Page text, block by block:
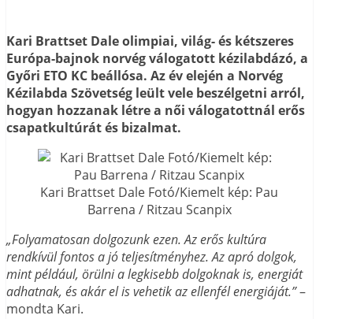
Kari Brattset Dale olimpiai, világ- és kétszeres
Európa-bajnok norvég válogatott kézilabdázó, a
Győri ETO KC beállósa. Az év elején a Norvég
Kézilabda Szövetség leült vele beszélgetni arról,
hogyan hozzanak létre a női válogatottnál erős
csapatkultúrát és bizalmat.
Kari Brattset Dale Fotó/Kiemelt kép: Pau
Barrena / Ritzau Scanpix
„Folyamatosan dolgozunk ezen. Az erős kultúra
rendkívül fontos a jó teljesítményhez. Az apró dolgok,
mint például, örülni a legkisebb dolgoknak is, energiát
adhatnak, és akár el is vehetik az ellenfél energiáját.”–
mondta Kari.